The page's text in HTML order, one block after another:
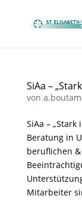
SiAa –
von
SiAa –
Beratung in
beruflichen
Mitarbeiter